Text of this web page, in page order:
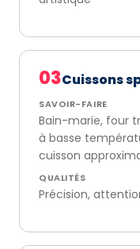
03Cuissons
SAVOIR-FAIRE
Bain-marie, four
à basse
cuisson
QUALITÉS
Précision,